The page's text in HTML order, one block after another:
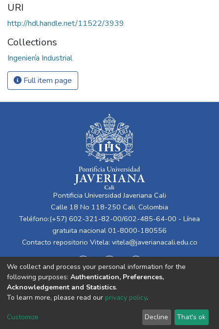
URI
http://hdl.handle.net/11522/3939
Collections
Ingeniería Industrial
Full item page
Pontificia Universidad Javeriana Cali
Calle 18 No 118-250 Cali, Colombia
Teléfono:(+57) 602-321-82-00/602-485-64-00 - Línea
gratuita nacional 01-8000-180556
Contacto repositorio Vitela: vitela@javerianacali.edu.co
Cookie
End User
Agreement
Send
Feedback
We collect and process your personal information for the
following purposes: Authentication, Preferences,
Acknowledgement and Statistics.
To learn more, please read our privacy policy.
Customize Decline That's ok